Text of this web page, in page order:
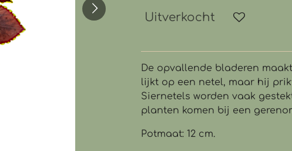
Uitverkocht
De opvallende bladeren
lijkt op een netel, maar hij
Siernetels worden vaak
planten komen bij een
Potmaat: 12 cm.